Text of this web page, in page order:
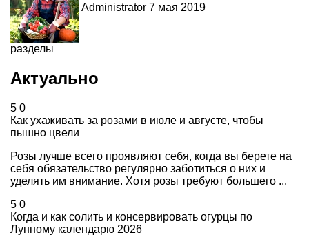
Administrator 7 мая 2019
разделы
Актуально
5 0
Как ухаживать за розами в июле и августе, чтобы
пышно цвели
Розы лучше всего проявляют себя, когда вы берете на
себя обязательство регулярно заботиться о них и
уделять им внимание. Хотя розы требуют большего ...
5 0
Когда и как солить и консервировать огурцы по
Лунному календарю 2026